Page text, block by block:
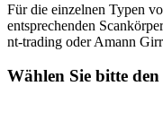
Für die einzelnen Typen
entsprechenden
nt-trading oder Amann
Wählen Sie bitte